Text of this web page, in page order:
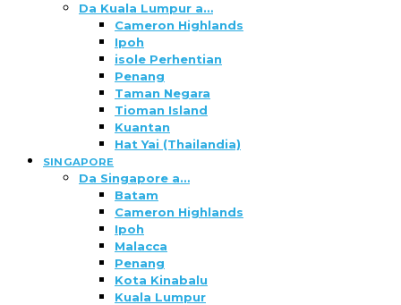
Da Kuala Lumpur a…
Cameron Highlands
Ipoh
isole Perhentian
Penang
Taman Negara
Tioman Island
Kuantan
Hat Yai (Thailandia)
SINGAPORE
Da Singapore a…
Batam
Cameron Highlands
Ipoh
Malacca
Penang
Kota Kinabalu
Kuala Lumpur